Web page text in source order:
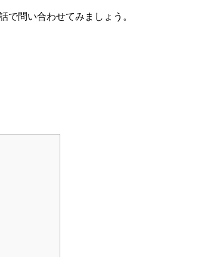
で問い合わせてみましょう。